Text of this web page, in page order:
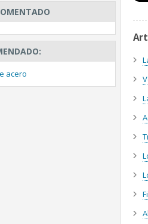
acero